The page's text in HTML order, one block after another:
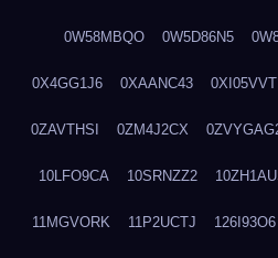
0W58MBQO 0W5D86N5
0X4GG1J6 0XAANC43 0XI05VVT
0ZAVTHSI 0ZM4J2CX
10LFO9CA 10SRNZZ2
11MGVORK 11P2UCTJ 126I93O6